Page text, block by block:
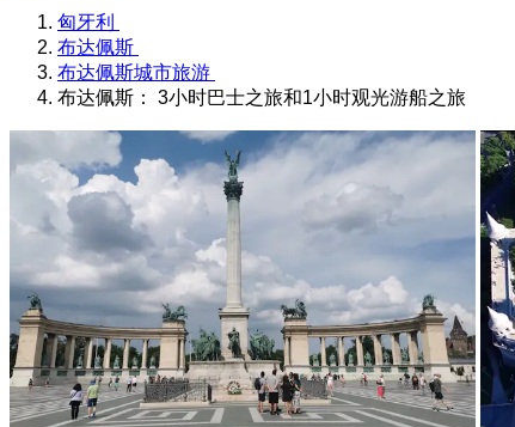
匈牙利
布达佩斯
布达佩斯城市旅游
布达佩斯： 3小时巴士之旅和1小时观光游船之旅